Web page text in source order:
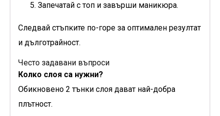
Запечатай с топ и завърши маникюра.
Следвай стъпките по-горе за оптимален резултат
и дълготрайност.
Често задавани въпроси
Колко слоя са нужни?
Обикновено 2 тънки слоя дават най-добра
плътност.